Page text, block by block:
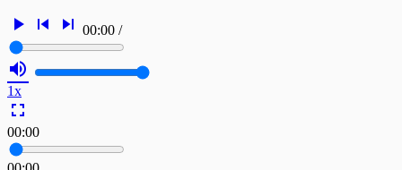
play_arrow skip_previous skip_next 00:00 /
volume_up
1x
fullscreen
00:00